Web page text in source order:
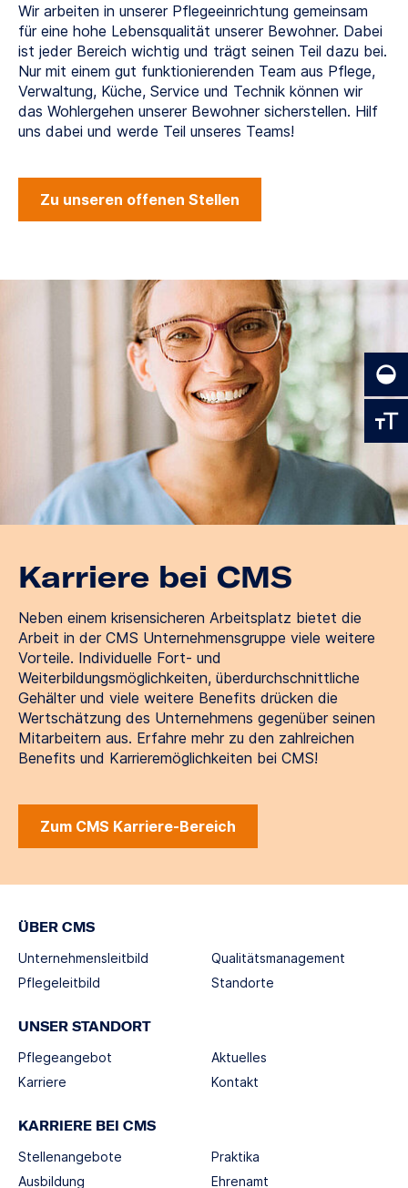
Wir arbeiten in unserer Pflegeeinrichtung gemeinsam
für eine hohe Lebensqualität unserer Bewohner. Dabei
ist jeder Bereich wichtig und trägt seinen Teil dazu bei.
Nur mit einem gut funktionierenden Team aus Pflege,
Verwaltung, Küche, Service und Technik können wir
das Wohlergehen unserer Bewohner sicherstellen. Hilf
uns dabei und werde Teil unseres Teams!
Zu unseren offenen Stellen
Karriere bei CMS
Neben einem krisensicheren Arbeitsplatz bietet die
Arbeit in der CMS Unternehmensgruppe viele weitere
Vorteile. Individuelle Fort- und
Weiterbildungsmöglichkeiten, überdurchschnittliche
Gehälter und viele weitere Benefits drücken die
Wertschätzung des Unternehmens gegenüber seinen
Mitarbeitern aus. Erfahre mehr zu den zahlreichen
Benefits und Karrieremöglichkeiten bei CMS!
Zum CMS Karriere-Bereich
ÜBER CMS
Unternehmensleitbild
Pflegeleitbild
Qualitätsmanagement
Standorte
UNSER STANDORT
Pflegeangebot
Karriere
Aktuelles
Kontakt
KARRIERE BEI CMS
Stellenangebote
Ausbildung
Praktika
Ehrenamt